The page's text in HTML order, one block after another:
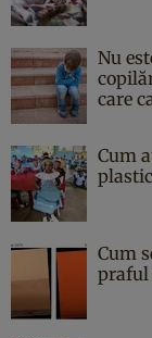
Nu
care
Cum
Cum
praful